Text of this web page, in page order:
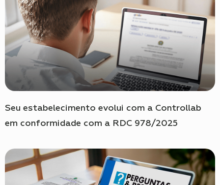
Seu estabelecimento evolui com a Controllab
em conformidade com a RDC 978/2025